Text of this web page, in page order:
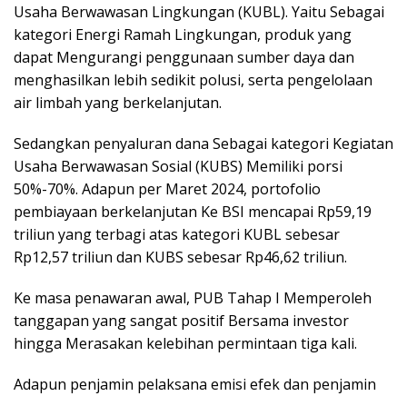
Usaha Berwawasan Lingkungan (KUBL). Yaitu Sebagai
kategori Energi Ramah Lingkungan, produk yang
dapat Mengurangi penggunaan sumber daya dan
menghasilkan lebih sedikit polusi, serta pengelolaan
air limbah yang berkelanjutan.
Sedangkan penyaluran dana Sebagai kategori Kegiatan
Usaha Berwawasan Sosial (KUBS) Memiliki porsi
50%-70%. Adapun per Maret 2024, portofolio
pembiayaan berkelanjutan Ke BSI mencapai Rp59,19
triliun yang terbagi atas kategori KUBL sebesar
Rp12,57 triliun dan KUBS sebesar Rp46,62 triliun.
Ke masa penawaran awal, PUB Tahap I Memperoleh
tanggapan yang sangat positif Bersama investor
hingga Merasakan kelebihan permintaan tiga kali.
Adapun penjamin pelaksana emisi efek dan penjamin